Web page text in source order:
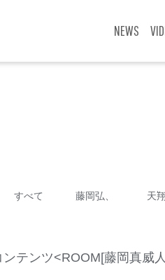
NEWS
すべて 藤岡弘、 天
テンツ<ROOM[藤岡真威